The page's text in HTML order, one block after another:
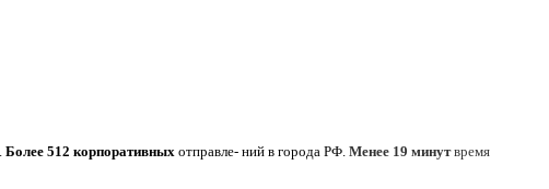
Более 512 корпоративных отправле- ний в города РФ. Менее 19 минутвремя